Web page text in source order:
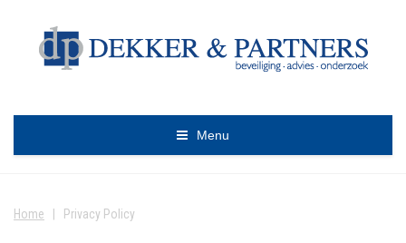
Menu
Home Privacy Policy